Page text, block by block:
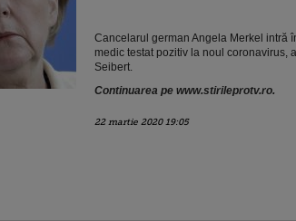
Cancelarul german Angela Merkel intră
medic testat pozitiv la noul coronavirus,
Seibert.
Continuarea pe www.stirileprotv.ro.
22 martie 2020 19:05